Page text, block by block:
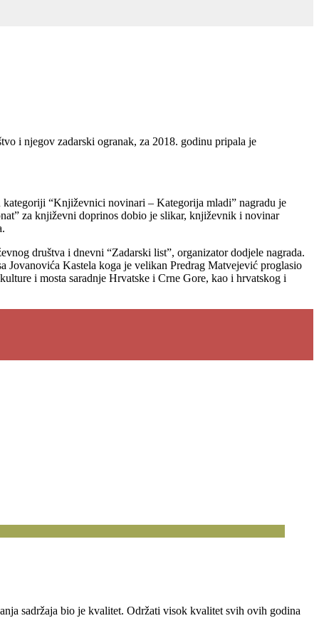
i njegov zadarski ogranak, za 2018. godinu pripala je
“Književnici novinari – Kategorija mladi” nagradu je
za književni doprinos dobio je slikar, književnik i novinar
društva i dnevni “Zadarski list”, organizator dodjele nagrada.
Kastela koga je velikan Predrag Matvejević proglasio
i mosta saradnje Hrvatske i Crne Gore, kao i hrvatskog i
sadržaja bio je kvalitet. Održati visok kvalitet svih ovih godina